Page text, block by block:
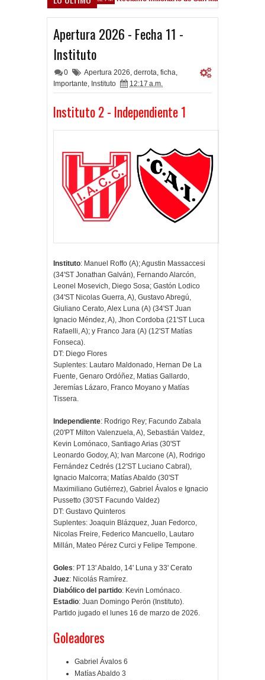
Apertura 2026 - Fecha 11 -
Instituto
0 Apertura 2026, derrota, ficha,
Importante, Instituto 12:17 a.m.
Instituto 2 - Independiente 1
Instituto: Manuel Roffo (A); Agustin Massaccesi
(34'ST Jonathan Galván), Fernando Alarcón,
Leonel Mosevich, Diego Sosa; Gastón Lodico
(34'ST Nicolas Guerra, A), Gustavo Abregú,
Giuliano Cerato, Alex Luna (A) (34'ST Juan
Ignacio Méndez, A), Jhon Cordoba (21'ST Luca
Rafaelli, A); y Franco Jara (A) (12'ST Matías
Fonseca).
DT: Diego Flores
Suplentes: Lautaro Maldonado, Hernan De La
Fuente, Genaro Ordóñez, Matias Gallardo,
Jeremías Lázaro, Franco Moyano y Matías
Tissera.
Independiente: Rodrigo Rey; Facundo Zabala
(20'PT Milton Valenzuela, A), Sebastián Valdez,
Kevin Lomónaco, Santiago Arias (30'ST
Leonardo Godoy, A); Ivan Marcone (A), Rodrigo
Fernández Cedrés (12'ST Luciano Cabral),
Ignacio Malcorra; Matías Abaldo (30'ST
Maximiliano Gutiérrez), Gabriel Ávalos e Ignacio
Pussetto (30'ST Facundo Valdez)
DT: Gustavo Quinteros
Suplentes: Joaquin Blázquez, Juan Fedorco,
Nicolas Freire, Federico Mancuello, Lautaro
Millán, Mateo Pérez Curci y Felipe Tempone.
Goles: PT 13' Abaldo, 14' Luna y 33' Cerato
Juez: Nicolás Ramírez.
Diabólico del partido: Kevin Lomónaco.
Estadio: Juan Domingo Perón (Instituto).
Partido jugado el lunes 16 de marzo de 2026.
Goleadores
Gabriel Ávalos 6
Matías Abaldo 3